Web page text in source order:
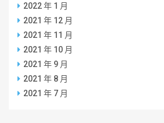
2022 年 1 月
2021 年 12 月
2021 年 11 月
2021 年 10 月
2021 年 9 月
2021 年 8 月
2021 年 7 月